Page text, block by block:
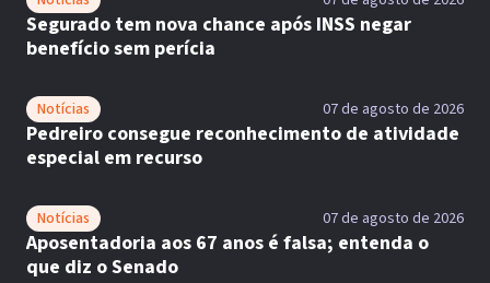
Segurado tem nova chance após INSS negar
benefício sem perícia
Notícias 07 de agosto de 2026
Pedreiro consegue reconhecimento de atividade
especial em recurso
Notícias 07 de agosto de 2026
Aposentadoria aos 67 anos é falsa; entenda o
que diz o Senado